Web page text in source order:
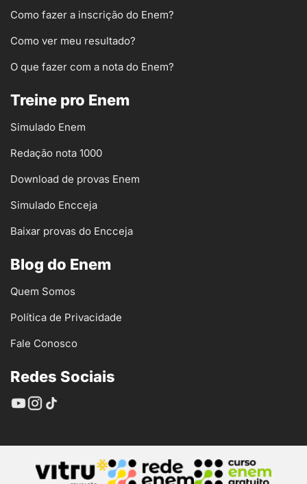
Como fazer a inscrição do Enem?
Como ver meu resultado?
O que fazer com a nota do Enem?
Treine pro Enem
Simulado Enem
Redação nota 1000
Download de provas Enem
Simulado Encceja
Baixar provas do Encceja
Blog do Enem
Quem Somos
Política de Privacidade
Fale Conosco
Redes Sociais